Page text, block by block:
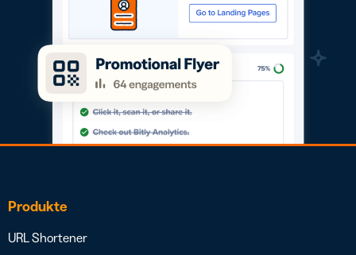
Produkte
URL Shortener